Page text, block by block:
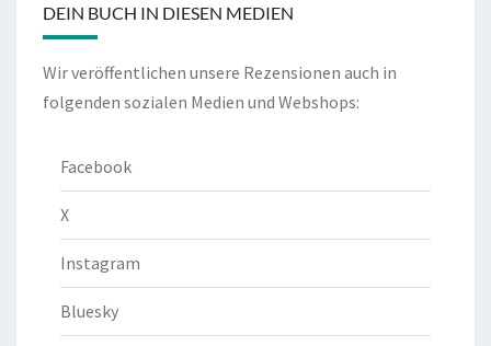
DEIN BUCH IN DIESEN MEDIEN
Wir veröffentlichen unsere Rezensionen auch in
folgenden sozialen Medien und Webshops:
Facebook
X
Instagram
Bluesky